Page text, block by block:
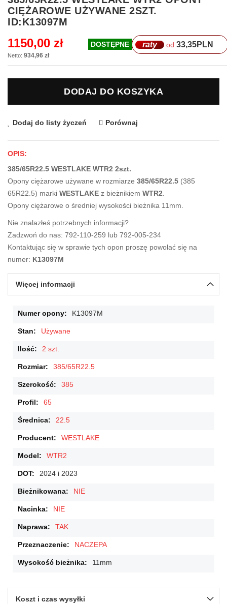
na
początek
galerii
CIĘŻAROWE UŻYWANE 2SZT.
ID:K13097M
1150,00 zł
934,96 zł
DOSTĘPNE raty od 33,35PLN
DODAJ DO KOSZYKA
Dodaj do listy życzeń Porównaj
OPIS:
385/65R22.5 WESTLAKE WTR2 2szt.
Opony ciężarowe używane w rozmiarze 385/65R22.5 (385
65R22.5) marki WESTLAKE z bieżnikiem WTR2.
Opony ciężarowe o średniej wysokości bieżnika 11mm.
Nie znalazłeś potrzebnych informacji?
Zadzwoń do nas: 792-110-259 lub 792-005-234
Kontaktując się w sprawie tych opon proszę powołać się na
numer: K13097M
Więcej informacji
Więcej
K13097M
Używane
2 szt.
385/65R22.5
385
65
22.5
WESTLAKE
WTR2
2024 i 2023
NIE
NIE
TAK
NACZEPA
11mm
Koszt i czas wysyłki